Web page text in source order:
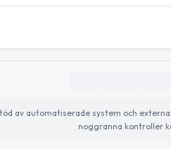
av automatiserade system och
noggranna kontroller